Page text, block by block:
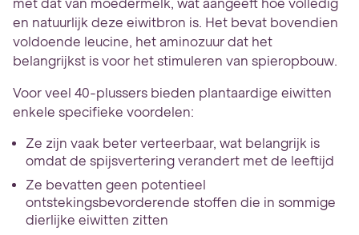
met dat van moedermelk, wat aangeeft hoe volledig
en natuurlijk deze eiwitbron is. Het bevat bovendien
voldoende leucine, het aminozuur dat het
belangrijkst is voor het stimuleren van spieropbouw.
Voor veel 40-plussers bieden plantaardige eiwitten
enkele specifieke voordelen:
Ze zijn vaak beter verteerbaar, wat belangrijk is
omdat de spijsvertering verandert met de leeftijd
Ze bevatten geen potentieel
ontstekingsbevorderende stoffen die in sommige
dierlijke eiwitten zitten